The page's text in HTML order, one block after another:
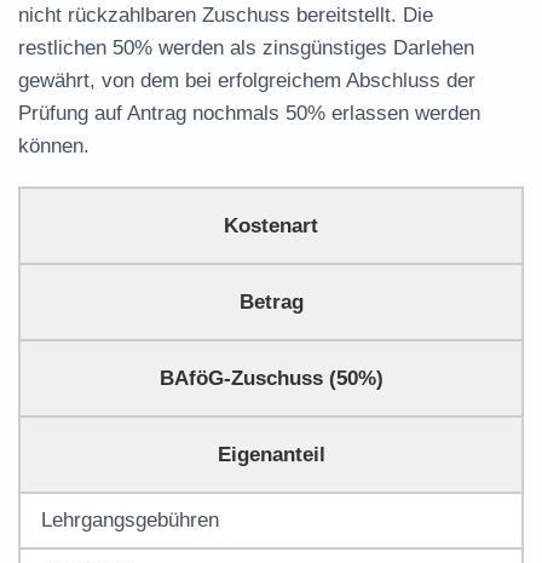
nicht rückzahlbaren Zuschuss bereitstellt. Die
restlichen 50% werden als zinsgünstiges Darlehen
gewährt, von dem bei erfolgreichem Abschluss der
Prüfung auf Antrag nochmals 50% erlassen werden
können.
Kostenart
Betrag
BAföG-Zuschuss (50%)
Eigenanteil
Lehrgangsgebühren